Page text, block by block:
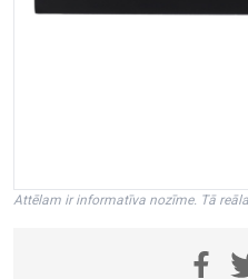
Attēlam ir informatīva nozīme. Tā